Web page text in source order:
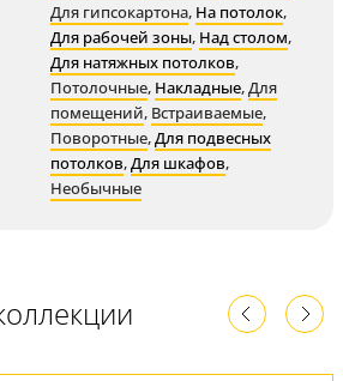
Для гипсокартона, На потолок,
Для рабочей зоны, Над столом,
Для натяжных потолков,
Потолочные, Накладные,Для
помещений, Встраиваемые,
Поворотные,Для подвесных
потолков,Для шкафов,
Необычные